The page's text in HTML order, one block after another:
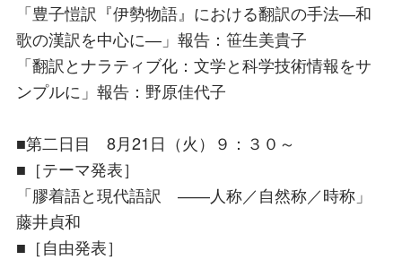
「豊子愷訳『伊勢物語』における翻訳の手法―和
歌の漢訳を中心に―」報告：笹生美貴子
「翻訳とナラティブ化：文学と科学技術情報をサ
ンプルに」報告：野原佳代子
■第二日目 8月21日（火）９：３０～
■［テーマ発表］
「膠着語と現代語訳 ――人称／自然称／時称」
藤井貞和
■［自由発表］